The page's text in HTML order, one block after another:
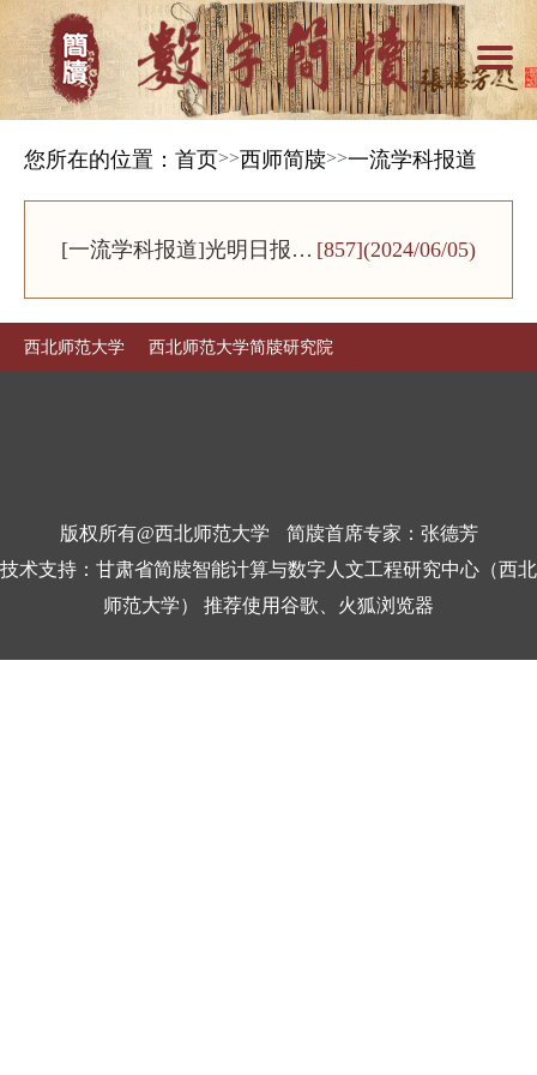
您所在的位置： 首页>>西师简牍>>一流学科报道
[一流学科报道]光明日报｜
西北师范大
学历史文化
一流学科建
设工程”
[857](2024/06/05)
西北师范大学 西北师范大学简牍研究院
版权所有@西北师范大学
简牍首席专家：张德芳
技术支持：甘肃省简牍智能计算与数字人文工程研究中心（西北
师范大学） 推荐使用谷歌、火狐浏览器